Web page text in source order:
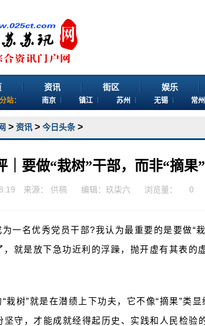
资讯 街区 娱乐
站： 南京 镇江 苏州 无锡 常州
> 资讯 > 今日头条 >
｜要做“栽树”干部，而非“摘果
来源： 供稿 编辑：玖柒六 浏览量： 0
一名优秀党员干部?我认为最重要的是要做“
，就是放下急功近利的浮躁，抛开虚有其表的
“栽树”就是在潜绩上下功夫，它不像“摘果”类
坚守，才能成就经得起历史、实践和人民检验